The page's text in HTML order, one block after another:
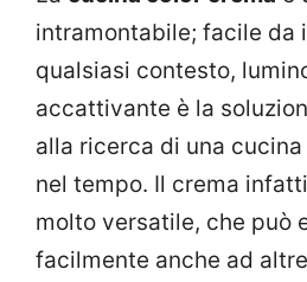
intramontabile; facile da
qualsiasi contesto,
accattivante è la
alla ricerca di una
nel tempo. Il crema
molto versatile, che può
facilmente anche ad